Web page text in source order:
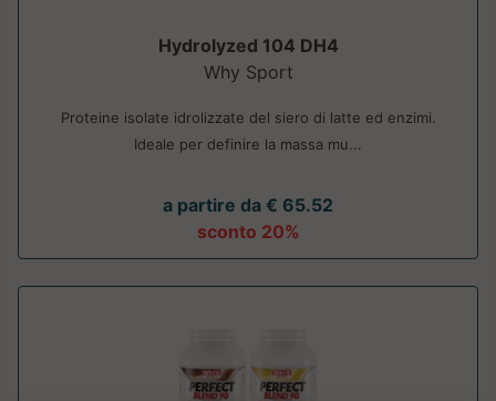
Hydrolyzed 104 DH4
Why Sport
Proteine isolate idrolizzate del siero di latte ed enzimi.
Ideale per definire la massa mu...
a partire da € 65.52
sconto 20%